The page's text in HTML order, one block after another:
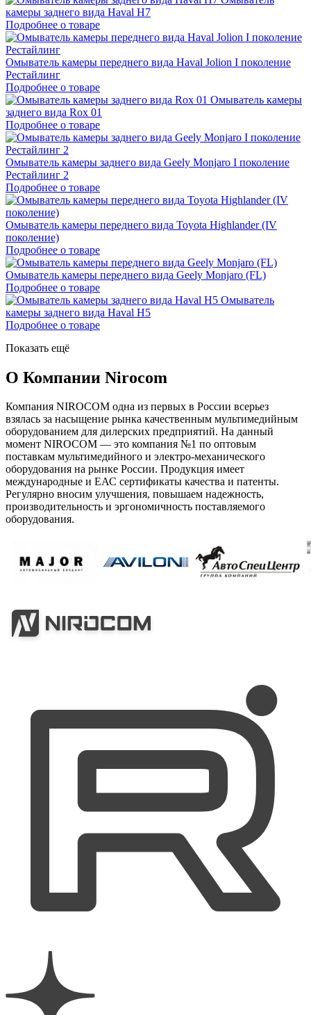
камеры заднего вида Haval H7
Подробнее о товаре
Омыватель камеры переднего вида Haval Jolion I поколение
Рестайлинг
Подробнее о товаре
Омыватель камеры
заднего вида Rox 01
Подробнее о товаре
Омыватель камеры заднего вида Geely Monjaro I поколение
Рестайлинг 2
Подробнее о товаре
Омыватель камеры переднего вида Toyota Highlander (IV
поколение)
Подробнее о товаре
Омыватель камеры переднего вида Geely Monjaro (FL)
Подробнее о товаре
Омыватель
камеры заднего вида Haval H5
Подробнее о товаре
Показать ещё
О Компании Nirocom
Компания NIROCOM одна из первых в России всерьез
взялась за насыщение рынка качественным мультимедийным
оборудованием для дилерских предприятий. На данный
момент NIROCOM — это компания №1 по оптовым
поставкам мультимедийного и электро-механического
оборудования на рынке России. Продукция имеет
международные и ЕАС сертификаты качества и патенты.
Регулярно вносим улучшения, повышаем надежность,
производительность и эргономичность поставляемого
оборудования.